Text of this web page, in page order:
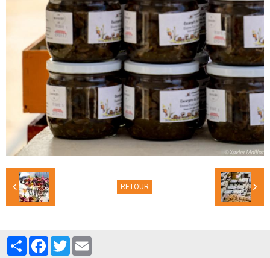
RETOUR
PartagerFacebook
Twitter